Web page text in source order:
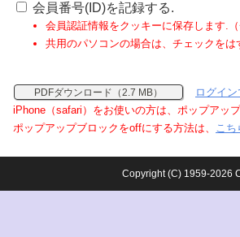
会員番号(ID)を記録する.
会員認証情報をクッキーに保存します.
共用のパソコンの場合は、チェックをは
PDFダウンロード（2.7 MB）
ログイ
iPhone（safari）をお使いの方は、ポップアッ
ポップアップブロックをoffにする方法は、 こち
Copyright (C) 1959-2026